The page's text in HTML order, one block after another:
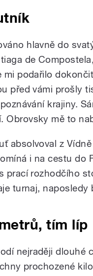
hlavně do
de
mi podařilo
před vámi prošly
krajiny.
Obrovsky mě to
absolvoval z
i na cestu do
prací rozhodčího
turnaj, naposledy
tím líp
nejraději dlouhé
prochozené